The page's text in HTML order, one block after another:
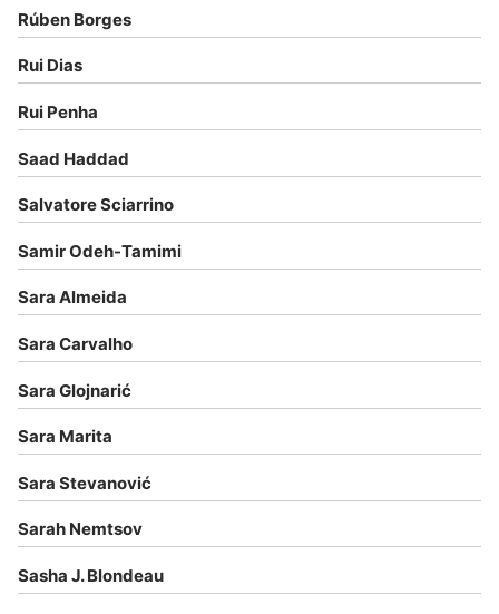
Rúben Borges
Rui Dias
Rui Penha
Saad Haddad
Salvatore Sciarrino
Samir Odeh-Tamimi
Sara Almeida
Sara Carvalho
Sara Glojnarić
Sara Marita
Sara Stevanović
Sarah Nemtsov
Sasha J. Blondeau